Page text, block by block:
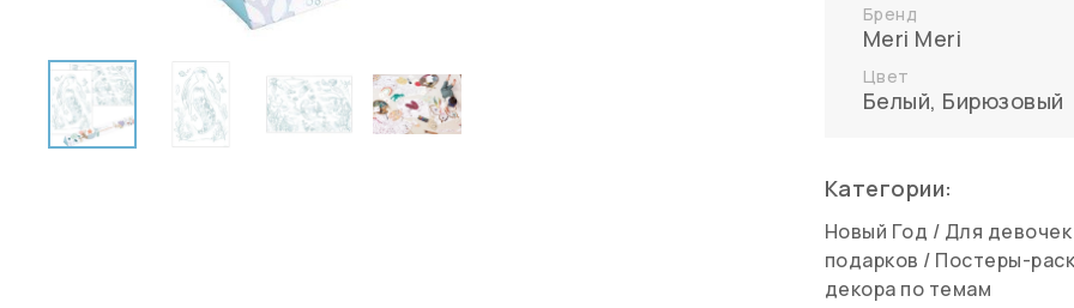
Бренд
Meri Meri
Цвет
Белый, Бирюзовый
Категории:
Новый Год / Для девочек
подарков / Постеры-
декора по темам